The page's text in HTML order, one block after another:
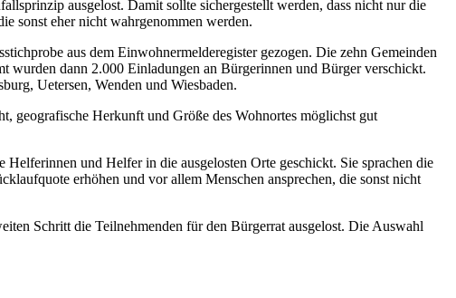
ausgelost. Damit sollte sichergestellt werden, dass nicht nur die
sonst eher nicht wahrgenommen werden.
aus dem Einwohnermelderegister gezogen. Die zehn Gemeinden
wurden dann 2.000 Einladungen an Bürgerinnen und Bürger verschickt.
Uetersen, Wenden und Wiesbaden.
geografische Herkunft und Größe des Wohnortes möglichst gut
und Helfer in die ausgelosten Orte geschickt. Sie sprachen die
erhöhen und vor allem Menschen ansprechen, die sonst nicht
Schritt die Teilnehmenden für den Bürgerrat ausgelost. Die Auswahl